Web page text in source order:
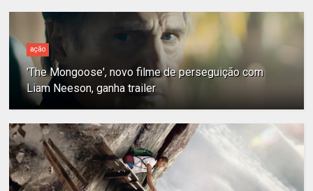
ação
'The Mongoose', novo filme de perseguição com
Liam Neeson, ganha trailer